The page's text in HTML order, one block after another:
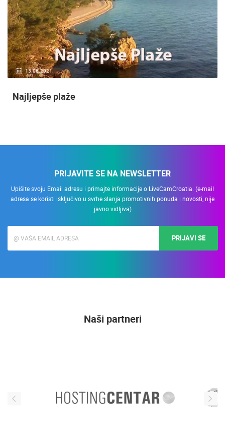
15.06.2021.
Najljepše plaže
PRIJAVITE SE NA NEWSLETTER
Upišite svoju Email adresu i primajte informacije o LiveCamCroatia. (e-mail
adresa se koristi isključivo u svrhe slanja promotivnih ponuda i novosti, nije
javno vidljiva)
PRIJAVI SE
Naši partneri